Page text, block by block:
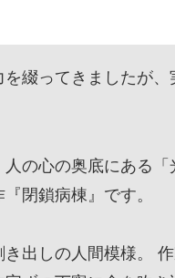
綴ってきましたが
の心の奥底にある
閉鎖病棟』です。
出しの人間模様。